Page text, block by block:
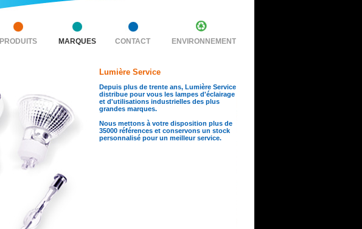
PRODUITS MARQUES CONTACT ENVIRONNEMENT
Lumière Service
Depuis plus de trente ans, Lumière Service
distribue pour vous les lampes d'éclairage
et d'utilisations industrielles des plus
grandes marques.
Nous mettons à votre disposition plus de
35000 références et conservons un stock
personnalisé pour un meilleur service.